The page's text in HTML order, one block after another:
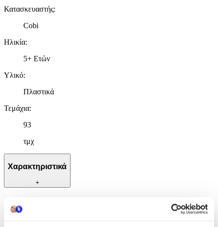
Κατασκευαστής:
Cobi
Ηλικία:
5+ Ετών
Υλικό:
Πλαστικά
Τεμάχια:
93
τμχ
Χαρακτηριστικά
+
Χαρακτηριστικά